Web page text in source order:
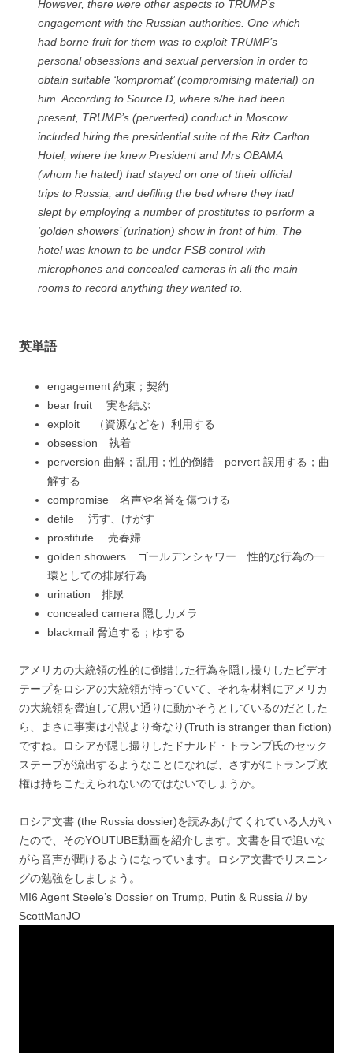
However, there were other aspects to TRUMP’s
engagement with the Russian authorities. One which
had borne fruit for them was to exploit TRUMP’s
personal obsessions and sexual perversion in order to
obtain suitable ‘kompromat’ (compromising material) on
him. According to Source D, where s/he had been
present, TRUMP’s (perverted) conduct in Moscow
included hiring the presidential suite of the Ritz Carlton
Hotel, where he knew President and Mrs OBAMA
(whom he hated) had stayed on one of their official
trips to Russia, and defiling the bed where they had
slept by employing a number of prostitutes to perform a
‘golden showers’ (urination) show in front of him. The
hotel was known to be under FSB control with
microphones and concealed cameras in all the main
rooms to record anything they wanted to.
英単語
engagement 約束；契約
bear fruit 実を結ぶ
exploit （資源などを）利用する
obsession 執着
perversion 曲解；乱用；性的倒錯 pervert 誤用する；曲
解する
compromise 名声や名誉を傷つける
defile 汚す、けがす
prostitute 売春婦
golden showers ゴールデンシャワー 性的な行為の一
環としての排尿行為
urination 排尿
concealed camera 隠しカメラ
blackmail 脅迫する；ゆする
アメリカの大統領の性的に倒錯した行為を隠し撮りしたビデオ
テープをロシアの大統領が持っていて、それを材料にアメリカ
の大統領を脅迫して思い通りに動かそうとしているのだとした
ら、まさに事実は小説より奇なり(Truth is stranger than fiction)
ですね。ロシアが隠し撮りしたドナルド・トランプ氏のセック
ステープが流出するようなことになれば、さすがにトランプ政
権は持ちこたえられないのではないでしょうか。
ロシア文書 (the Russia dossier)を読みあげてくれている人がい
たので、そのYOUTUBE動画を紹介します。文書を目で追いな
がら音声が聞けるようになっています。ロシア文書でリスニン
グの勉強をしましょう。
MI6 Agent Steele’s Dossier on Trump, Putin & Russia // by
ScottManJO